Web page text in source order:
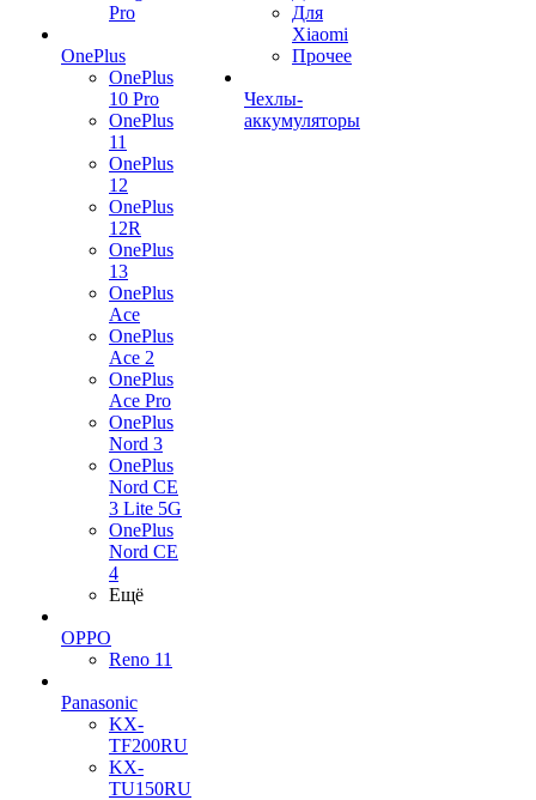
Pro
OnePlus
OnePlus
10 Pro
OnePlus
11
OnePlus
12
OnePlus
12R
OnePlus
13
OnePlus
Ace
OnePlus
Ace 2
OnePlus
Ace Pro
OnePlus
Nord 3
OnePlus
Nord CE
3 Lite 5G
OnePlus
Nord CE
4
Ещё
OPPO
Reno 11
Panasonic
KX-
TF200RU
KX-
TU150RU
Для
Xiaomi
Прочее
Чехлы-
аккумуляторы